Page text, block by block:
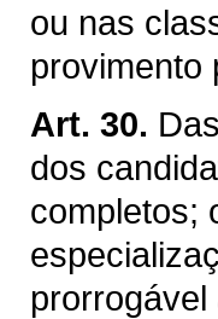
ou nas
provimento
Art. 30.
dos
completos;